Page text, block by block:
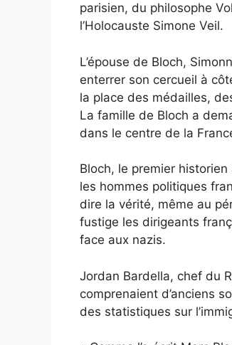
parisien, du philosophe
l’Holocauste Simone Veil.
L’épouse de Bloch,
enterrer son cercueil à
la place des médailles,
La famille de Bloch a
dans le centre de la
Bloch, le premier
les hommes politiques
dire la vérité, même au
fustige les dirigeants
face aux nazis.
Jordan Bardella, chef du
comprenaient d’anciens
des statistiques sur